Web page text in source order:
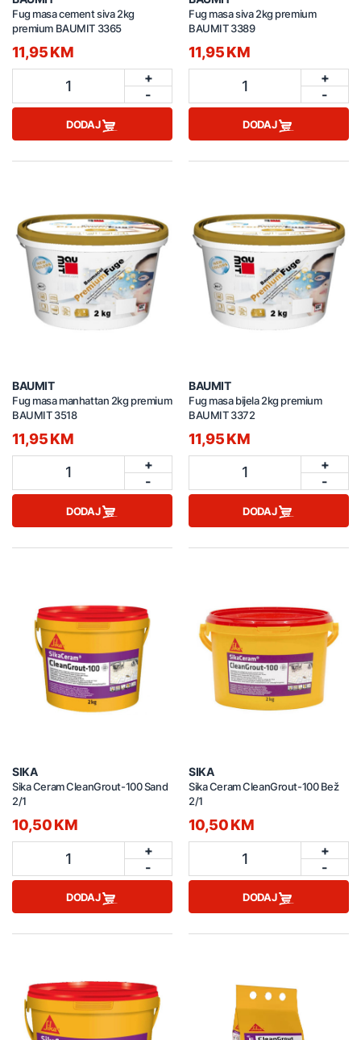
Fug masa cement siva 2kg
premium BAUMIT 3365
11,95 KM
1
+
-
DODAJ
Fug masa siva 2kg premium
BAUMIT 3389
11,95 KM
1
+
-
DODAJ
BAUMIT
Fug masa manhattan 2kg premium
BAUMIT 3518
11,95 KM
1
+
-
DODAJ
BAUMIT
Fug masa bijela 2kg premium
BAUMIT 3372
11,95 KM
1
+
-
DODAJ
SIKA
Sika Ceram CleanGrout-100 Sand
2/1
10,50 KM
1
+
-
DODAJ
SIKA
Sika Ceram CleanGrout-100 Bež
2/1
10,50 KM
1
+
-
DODAJ